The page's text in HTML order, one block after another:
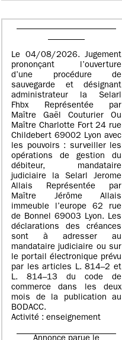
Le 04/08/2026. Jugement
prononçant l’ouverture
d’une procédure de
sauvegarde et désignant
administrateur la Selarl
Fhbx Représentée par
Maître Gaël Couturier Ou
Maître Charlotte Fort 24 rue
Childebert 69002 Lyon avec
les pouvoirs : surveiller les
opérations de gestion du
débiteur, mandataire
judiciaire la Selarl Jerome
Allais Représentée par
Maître Jérôme Allais
immeuble l’europe 62 rue
de Bonnel 69003 Lyon. Les
déclarations des créances
sont à adresser au
mandataire judiciaire ou sur
le portail électronique prévu
par les articles L. 814–2 et
L. 814–13 du code de
commerce dans les deux
mois de la publication au
BODACC.
Activité : enseignement